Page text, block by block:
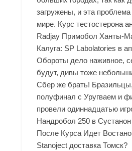
загружены, и эта
мире. Курс тестостерона
Radjay Примобол Ханты-
Калуга: SP Labolatories в
Обороты дело наживное,
будут, дивы тоже
Сбер же брать!
полуфинал с Уругваем и
провели одиннадцатью
Нандробол 250 в
После Курса Идет
Stanoject доставка Томск?